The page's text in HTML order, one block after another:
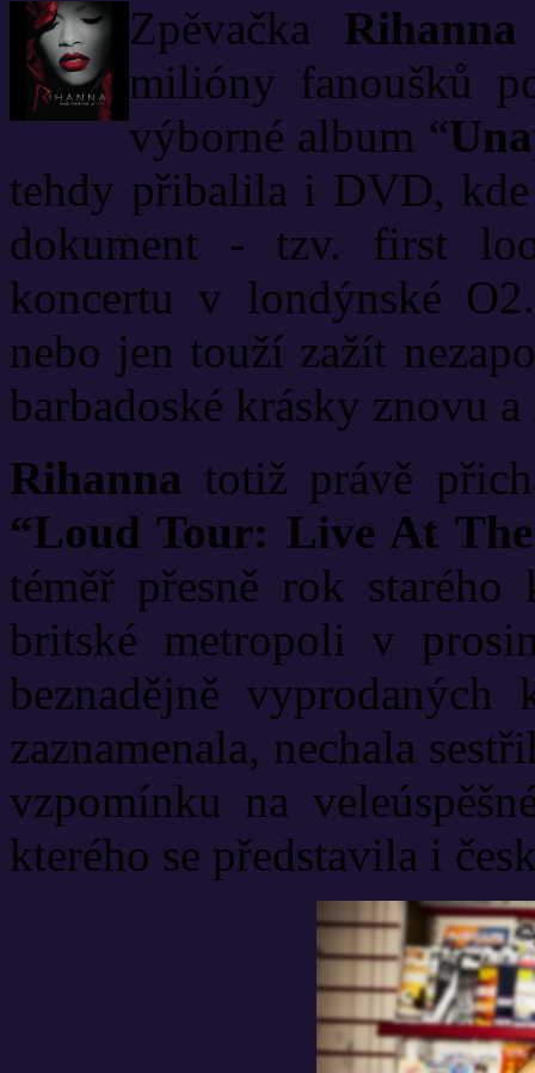
Zpěvačka Rihanna
milióny fanoušků
výborné album “
tehdy přibalila i DVD,
dokument - tzv. first
koncertu v londýnské
nebo jen touží zažít
barbadoské krásky znovu
Rihanna totiž právě
“Loud Tour: Live At
téměř přesně rok
britské metropoli v
beznadějně
zaznamenala, nechala
vzpomínku na
kterého se představila i